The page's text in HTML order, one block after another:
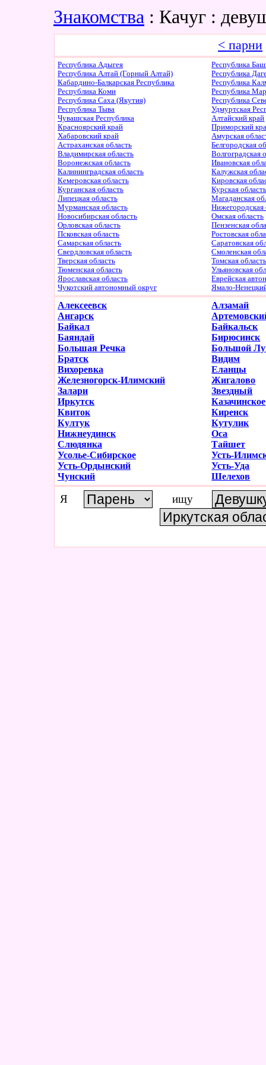
Знакомства : Качуг :
< парни
Республика Адыгея
Республика
Республика Алтай (Горный Алтай)
Республика
Кабардино-Балкарская Республика
Республика
Республика Коми
Республика
Республика Саха (Якутия)
Республика
Республика Тыва
Удмуртская
Чувашская Республика
Алтайский край
Красноярский край
Приморский
Хабаровский край
Амурская
Астраханская область
Белгородская
Владимирская область
Волгоградская
Воронежская область
Ивановская
Калининградская область
Калужская
Кемеровская область
Кировская
Курганская область
Курская
Липецкая область
Магаданская
Мурманская область
Нижегородская
Новосибирская область
Омская область
Орловская область
Пензенская
Псковская область
Ростовская
Самарская область
Саратовская
Свердловская область
Смоленская
Тверская область
Томская
Тюменская область
Ульяновская
Ярославская область
Еврейская
Чукотский автономный округ
Ямало-
Алексеевск
Алзамай
Ангарск
Байкал
Байкальск
Баяндай
Бирюсинск
Большая Речка
Большой
Братск
Видим
Вихоревка
Еланцы
Железногорск-Илимский
Жигалово
Залари
Звездный
Иркутск
Казачинское
Квиток
Киренск
Култук
Кутулик
Нижнеудинск
Оса
Слюдянка
Тайшет
Усолье-Сибирское
Усть-
Усть-Ордынский
Усть-Уда
Чунский
Шелехов
Я ищу